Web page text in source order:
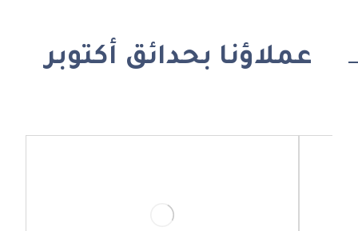
عملاؤنا بحدائق أكتوبر